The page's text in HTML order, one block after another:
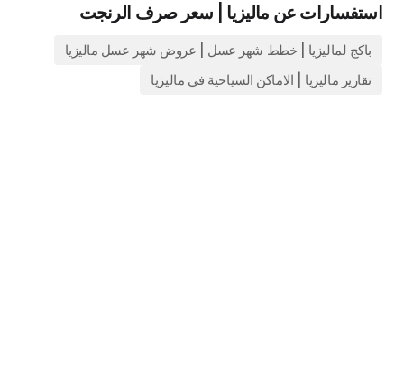
استفسارات عن ماليزيا | سعر صرف الرنجت
باكج لماليزيا | خطط شهر عسل | عروض شهر عسل ماليزيا
تقارير ماليزيا | الاماكن السياحية في ماليزيا